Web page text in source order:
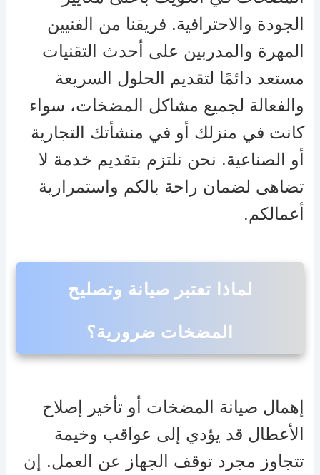
الجودة والاحترافية. فريقنا من الفنيين
المهرة والمدربين على أحدث التقنيات
مستعد دائمًا لتقديم الحلول السريعة
والفعالة لجميع مشاكل المضخات، سواء
كانت في منزلك أو في منشأتك التجارية
أو الصناعية. نحن نلتزم بتقديم خدمة لا
تضاهى لضمان راحة بالكم واستمرارية
أعمالكم.
لماذا تعتبر صيانة وتصليح
المضخات ضرورية؟
إهمال صيانة المضخات أو تأخير إصلاح
الأعطال قد يؤدي إلى عواقب وخيمة
تتجاوز مجرد توقف الجهاز عن العمل. إن